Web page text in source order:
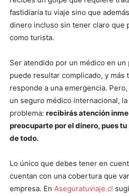
fastidiaría tu viaje sino que
dinero incluso sin tener claro que
como turista.
Ser atendido por un médico en un
puede resultar complicado, y más
responde a una emergencia.
un seguro médico internacional,
problema: recibirás atención
preocuparte por el dinero, pues
de todo.
Lo único que debes tener en
cuentan con una cobertura que
empresa. En Aseguratuviaje.cl